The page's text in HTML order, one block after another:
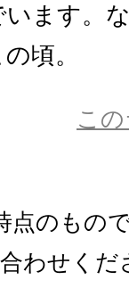
います。
頃。
こ
点のもの
わせくだ